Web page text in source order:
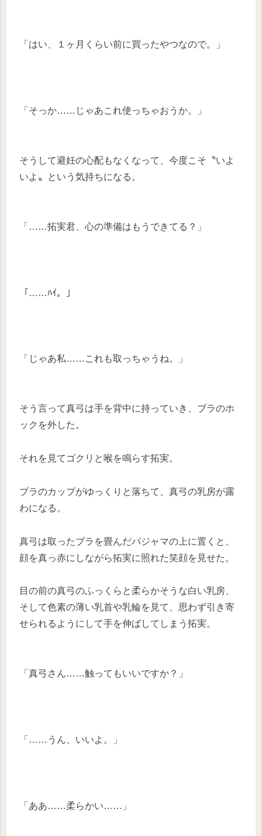
「はい、１ヶ月くらい前に買ったやつなので。」
「そっか……じゃあこれ使っちゃおうか。」
そうして避妊の心配もなくなって、今度こそ〝いよ
いよ〟という気持ちになる。
「……拓実君、心の準備はもうできてる？」
「……ﾊｲ。」
「じゃあ私……これも取っちゃうね。」
そう言って真弓は手を背中に持っていき、ブラのホ
ックを外した。
それを見てゴクリと喉を鳴らす拓実。
ブラのカップがゆっくりと落ちて、真弓の乳房が露
わになる。
真弓は取ったブラを畳んだパジャマの上に置くと、
顔を真っ赤にしながら拓実に照れた笑顔を見せた。
目の前の真弓のふっくらと柔らかそうな白い乳房、
そして色素の薄い乳首や乳輪を見て、思わず引き寄
せられるようにして手を伸ばしてしまう拓実。
「真弓さん……触ってもいいですか？」
「……うん、いいよ。」
「ああ……柔らかい……」